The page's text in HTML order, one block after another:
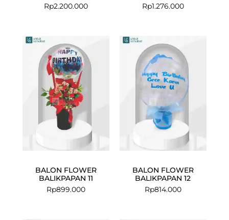
Rp2.200.000
Rp1.276.000
BALON FLOWER
BALIKPAPAN 11
Rp899.000
BALON FLOWER
BALIKPAPAN 12
Rp814.000